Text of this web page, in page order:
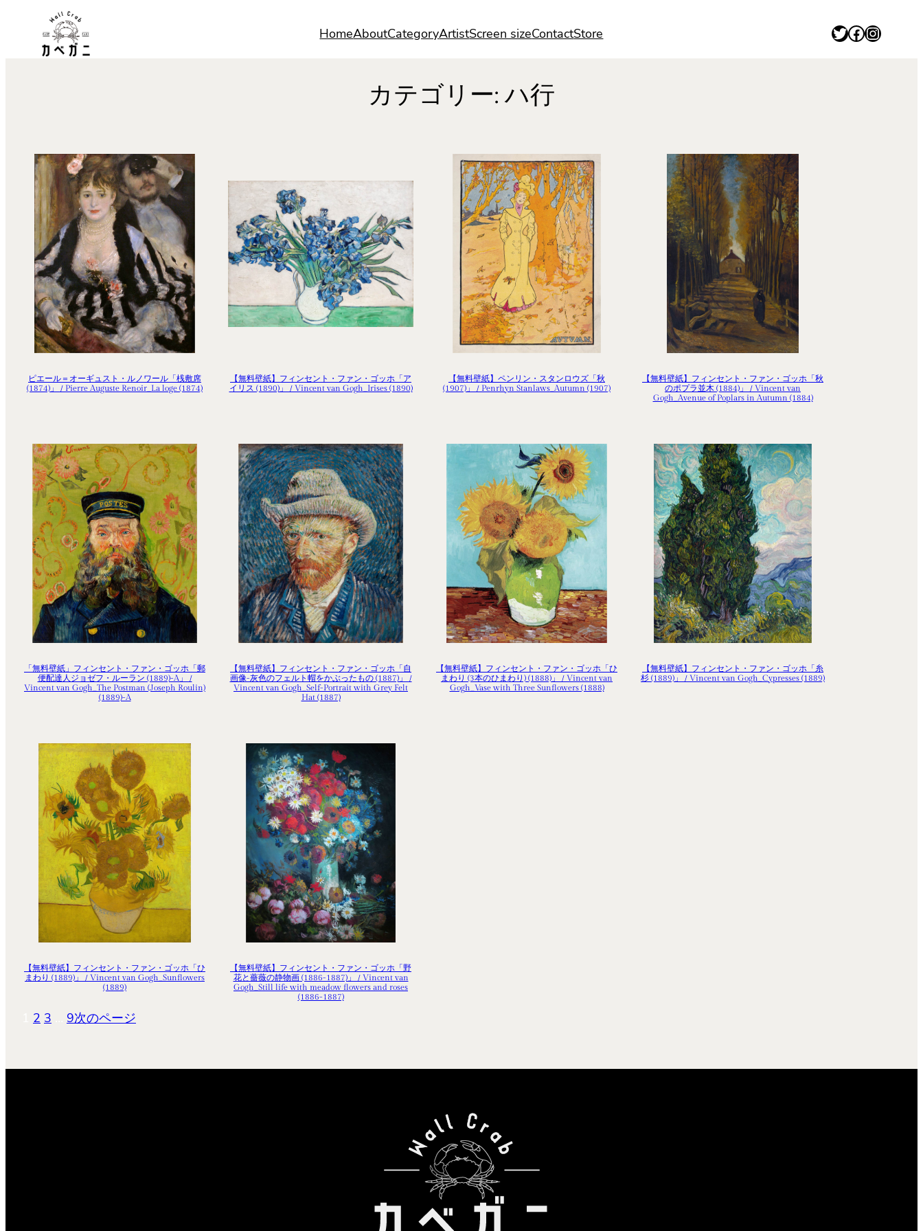
HomeAboutCategoryArtistScreen sizeContactStore Twitter Facebook Instagram
カテゴリー: ハ行
ピエール＝オーギュスト・ルノワール「桟敷席
(1874)」 / Pierre Auguste Renoir_La loge (1874)
【無料壁紙】フィンセント・ファン・ゴッホ「ア
イリス (1890)」 / Vincent van Gogh_Irises (1890)
【無料壁紙】ペンリン・スタンロウズ「秋
(1907)」 / Penrhyn Stanlaws_Autumn (1907)
【無料壁紙】フィンセント・ファン・ゴッホ「秋
のポプラ並木 (1884)」 / Vincent van
Gogh_Avenue of Poplars in Autumn (1884)
「無料壁紙」フィンセント・ファン・ゴッホ「郵
便配達人ジョゼフ・ルーラン (1889)-A」 /
Vincent van Gogh_The Postman (Joseph Roulin)
(1889)-A
【無料壁紙】フィンセント・ファン・ゴッホ「自
画像-灰色のフェルト帽をかぶったもの (1887)」 /
Vincent van Gogh_Self-Portrait with Grey Felt
Hat (1887)
【無料壁紙】フィンセント・ファン・ゴッホ「ひ
まわり (3本のひまわり) (1888)」 / Vincent van
Gogh_Vase with Three Sunflowers (1888)
【無料壁紙】フィンセント・ファン・ゴッホ「糸
杉 (1889)」 / Vincent van Gogh_Cypresses (1889)
【無料壁紙】フィンセント・ファン・ゴッホ「ひ
まわり (1889)」 / Vincent van Gogh_Sunflowers
(1889)
【無料壁紙】フィンセント・ファン・ゴッホ「野
花と薔薇の静物画 (1886-1887)」 / Vincent van
Gogh_Still life with meadow flowers and roses
(1886-1887)
2 3 9次のページ